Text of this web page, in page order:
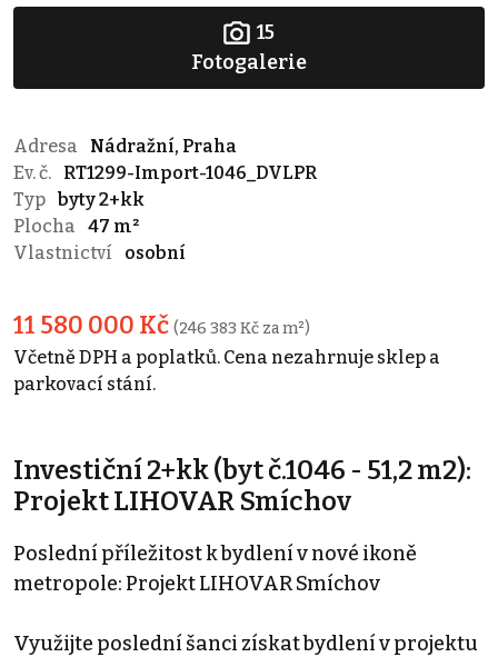
15
Fotogalerie
Adresa
Nádražní, Praha
Ev. č.
RT1299-Import-1046_DVLPR
Typ byty 2+kk
Plocha
47 m²
Vlastnictví
osobní
11 580 000 Kč (246 383 Kč za m²)
Včetně DPH a poplatků. Cena nezahrnuje sklep a
parkovací stání.
Investiční 2+kk (byt č.1046 - 51,2 m2):
Projekt LIHOVAR Smíchov
Poslední příležitost k bydlení v nové ikoně
metropole: Projekt LIHOVAR Smíchov
Využijte poslední šanci získat bydlení v projektu